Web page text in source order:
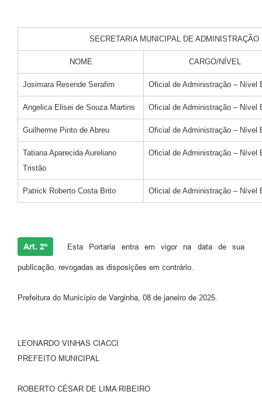
SECRETARIA MUNICIPAL DE ADMINISTRAÇÃO
NOME CARGO/NÍVEL
Josimara Resende Serafim Oficial de Administração – Nível
Angelica Elisei de Souza Martins Oficial de Administração – Nível
Guilherme Pinto de Abreu Oficial de Administração – Nível
Tatiana Aparecida Aureliano
Tristão
Oficial de Administração – Nível
Patrick Roberto Costa Brito Oficial de Administração – Nível
Art. 2º Esta Portaria entra em vigor na data de sua
publicação, revogadas as disposições em contrário.
Prefeitura do Município de Varginha, 08 de janeiro de 2025.
LEONARDO VINHAS CIACCI
PREFEITO MUNICIPAL
ROBERTO CÉSAR DE LIMA RIBEIRO